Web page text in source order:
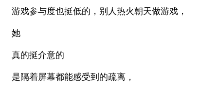
游戏参与度也挺低的，别人热火朝天做游戏，
她
真的挺介意的
是隔着屏幕都能感受到的疏离，